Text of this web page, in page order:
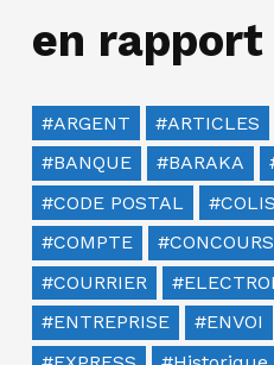
en
ARGENT ARTICLES
BANQUE
BARAKA
CODE POSTAL
COLIS
COMPTE
COURRIER
ENTREPRISE
ENVOI